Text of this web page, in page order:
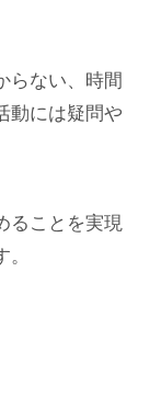
らない、時間
動には疑問や
ることを実現